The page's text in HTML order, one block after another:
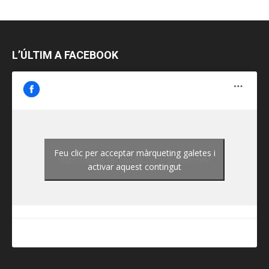
L’ÚLTIM A FACEBOOK
https://www.facebook.com/guiadereus/
Feu clic per acceptar màrqueting galetes i
activar aquest contingut